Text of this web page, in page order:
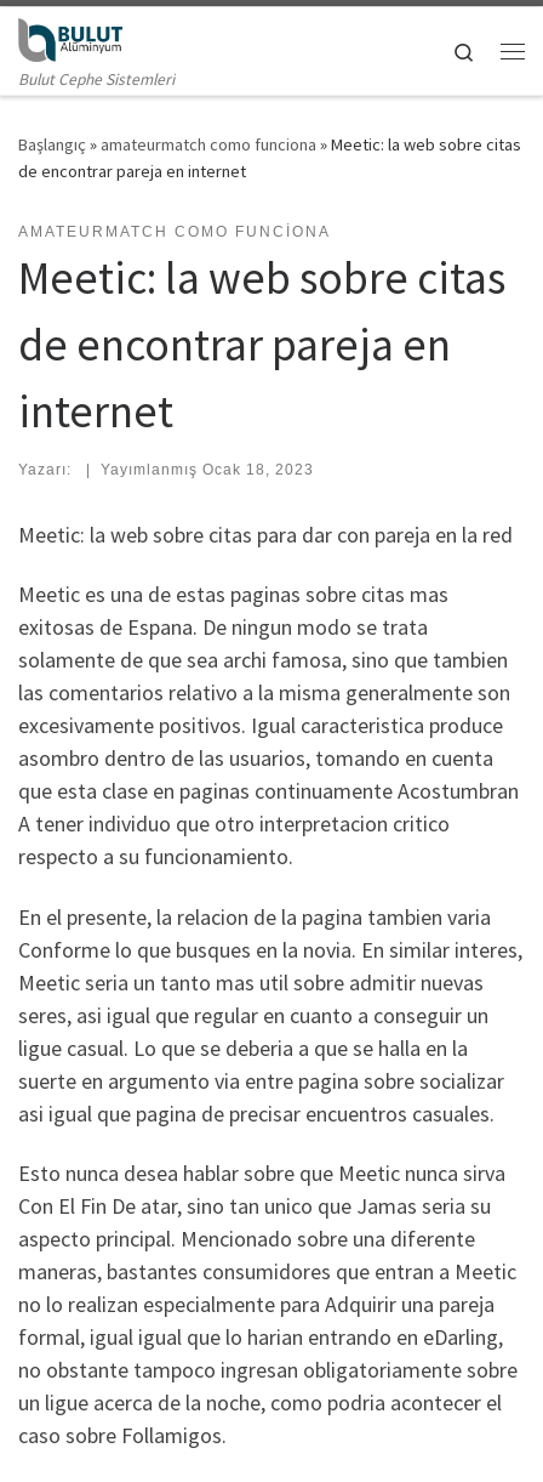
Skip to content
Bulut Cephe Sistemleri
Search
Başlangıç » amateurmatch como funciona »Meetic: la web sobre citas
de encontrar pareja en internet
AMATEURMATCH COMO FUNCIONA
Meetic: la web sobre citas
de encontrar pareja en
internet
Yazarı: | Yayımlanmış Ocak 18, 2023
Meetic: la web sobre citas para dar con pareja en la red
Meetic es una de estas paginas sobre citas mas
exitosas de Espana. De ningun modo se trata
solamente de que sea archi famosa, sino que tambien
las comentarios relativo a la misma generalmente son
excesivamente positivos. Igual caracteristica produce
asombro dentro de las usuarios, tomando en cuenta
que esta clase en paginas continuamente Acostumbran
A tener individuo que otro interpretacion critico
respecto a su funcionamiento.
En el presente, la relacion de la pagina tambien varia
Conforme lo que busques en la novia. En similar interes,
Meetic seri­a un tanto mas util sobre admitir nuevas
seres, asi­ igual que regular en cuanto a conseguir un
ligue casual. Lo que se deberia a que se halla en la
suerte en argumento vi­a entre pagina sobre socializar
asi­ igual que pagina de precisar encuentros casuales.
Esto nunca desea hablar sobre que Meetic nunca sirva
Con El Fin De atar, sino tan unico que Jamas seri­a su
aspecto principal. Mencionado sobre una diferente
maneras, bastantes consumidores que entran a Meetic
no lo realizan especialmente para Adquirir una pareja
formal, igual igual que lo harian entrando en eDarling,
no obstante tampoco ingresan obligatoriamente sobre
un ligue acerca de la noche, como podria acontecer el
caso sobre Follamigos.